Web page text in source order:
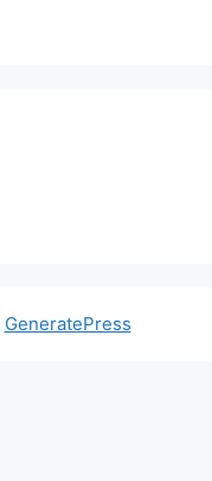
GeneratePress